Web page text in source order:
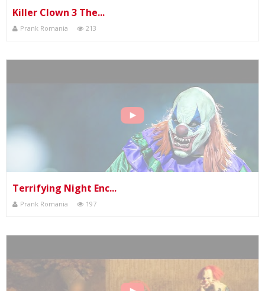
Killer Clown 3 The...
Prank Romania 213
Terrifying Night Enc...
Prank Romania 197